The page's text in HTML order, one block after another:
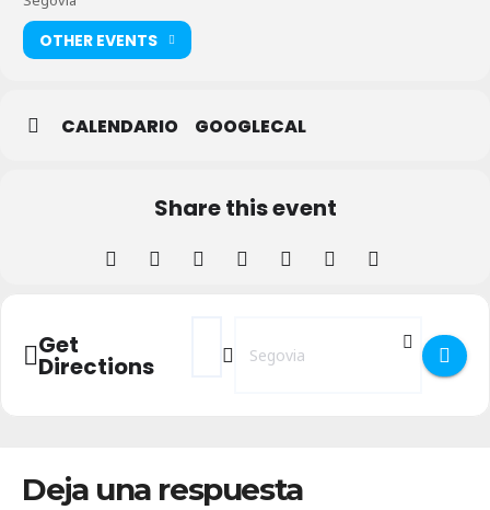
OTHER EVENTS
CALENDARIO GOOGLECAL
Share this event
Get
Directions
Address - Asociación de Productoras -
Destination Address - Asociación
Deja una respuesta